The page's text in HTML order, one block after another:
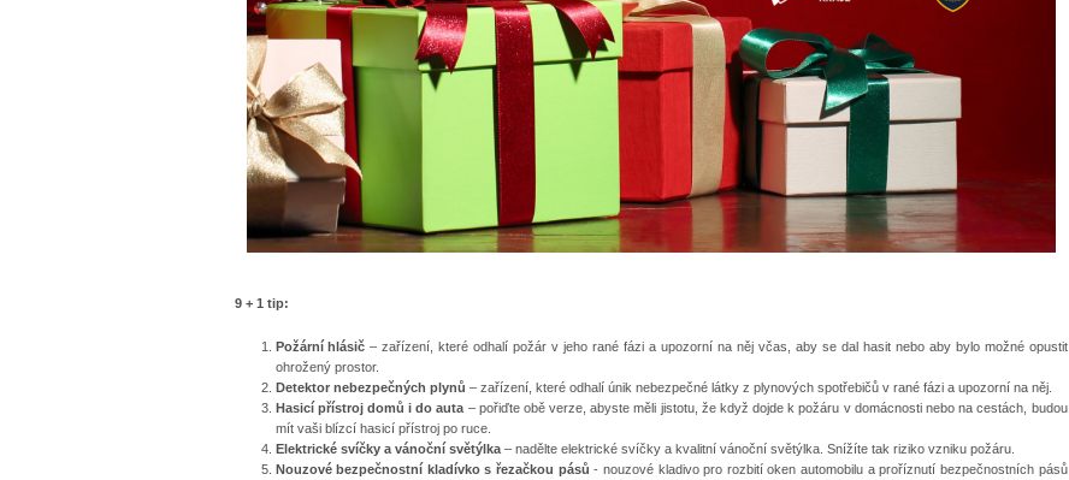
9 + 1 tip:
Požární hlásič – zařízení, které odhalí požár v jeho rané fázi a upozorní na něj včas, aby se dal hasit nebo aby bylo možné opustit
ohrožený prostor.
Detektor nebezpečných plynů – zařízení, které odhalí únik nebezpečné látky z plynových spotřebičů v rané fázi a upozorní na něj.
Hasicí přístroj domů i do auta – pořiďte obě verze, abyste měli jistotu, že když dojde k požáru v domácnosti nebo na cestách, budou
mít vaši blízcí hasicí přístroj po ruce.
Elektrické svíčky a vánoční světýlka– nadělte elektrické svíčky a kvalitní vánoční světýlka. Snížíte tak riziko vzniku požáru.
Nouzové bezpečnostní kladívko s řezačkou pásů - nouzové kladivo pro rozbití oken automobilu a proříznutí bezpečnostních pásů